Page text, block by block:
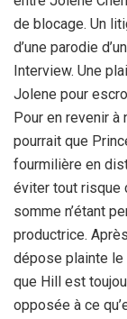
de blocage. Un
d’une parodie
Interview. Une
Jolene pour
Pour en revenir
pourrait que
fourmilière en
éviter tout risque
somme n’étant
productrice.
dépose plainte le
que Hill est
opposée à ce